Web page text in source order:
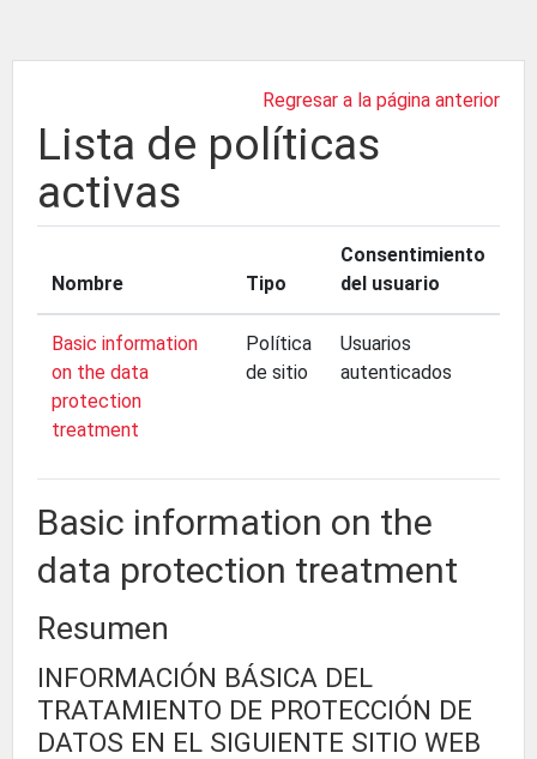
Regresar a la página anterior
Lista de políticas
activas
Nombre Tipo
Consentimiento
del usuario
Basic information
on the data
protection
treatment
Política
de sitio
Usuarios
autenticados
Basic information on the
data protection treatment
Resumen
INFORMACIÓN BÁSICA DEL
TRATAMIENTO DE PROTECCIÓN DE
DATOS EN EL SIGUIENTE SITIO WEB